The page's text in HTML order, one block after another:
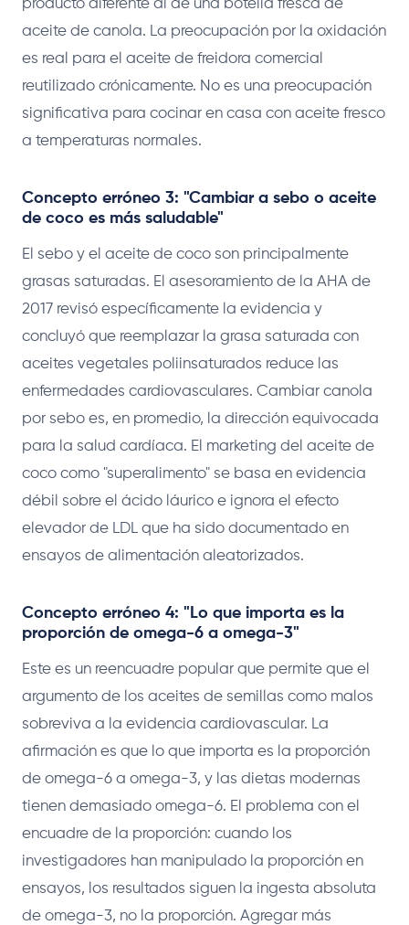
producto diferente al de una botella fresca de
aceite de canola. La preocupación por la oxidación
es real para el aceite de freidora comercial
reutilizado crónicamente. No es una preocupación
significativa para cocinar en casa con aceite fresco
a temperaturas normales.
Concepto erróneo 3: "Cambiar a sebo o aceite
de coco es más saludable"
El sebo y el aceite de coco son principalmente
grasas saturadas. El asesoramiento de la AHA de
2017 revisó específicamente la evidencia y
concluyó que reemplazar la grasa saturada con
aceites vegetales poliinsaturados reduce las
enfermedades cardiovasculares. Cambiar canola
por sebo es, en promedio, la dirección equivocada
para la salud cardíaca. El marketing del aceite de
coco como "superalimento" se basa en evidencia
débil sobre el ácido láurico e ignora el efecto
elevador de LDL que ha sido documentado en
ensayos de alimentación aleatorizados.
Concepto erróneo 4: "Lo que importa es la
proporción de omega-6 a omega-3"
Este es un reencuadre popular que permite que el
argumento de los aceites de semillas como malos
sobreviva a la evidencia cardiovascular. La
afirmación es que lo que importa es la proporción
de omega-6 a omega-3, y las dietas modernas
tienen demasiado omega-6. El problema con el
encuadre de la proporción: cuando los
investigadores han manipulado la proporción en
ensayos, los resultados siguen la ingesta absoluta
de omega-3, no la proporción. Agregar más